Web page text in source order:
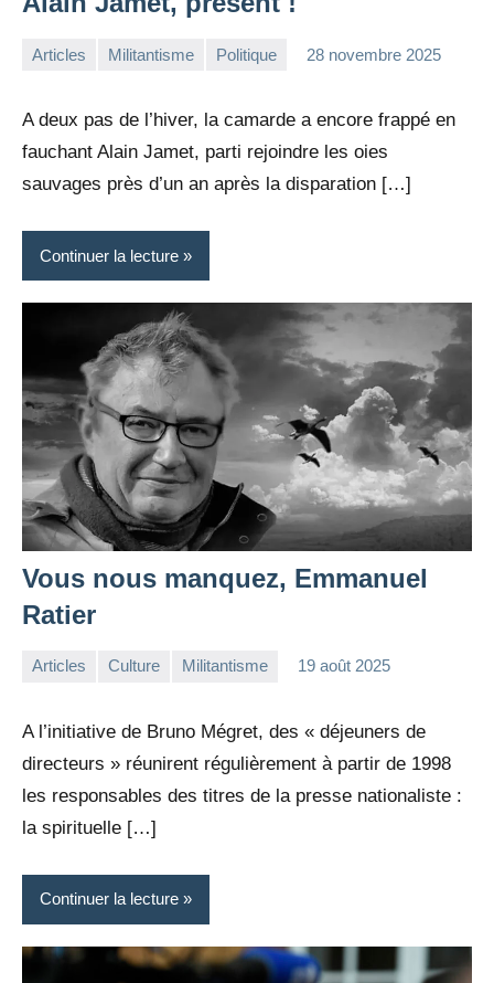
Articles Militantisme Politique 28 novembre 2025
A deux pas de l’hiver, la camarde a encore frappé en
fauchant Alain Jamet, parti rejoindre les oies
sauvages près d’un an après la disparation […]
Continuer la lecture
Vous nous manquez, Emmanuel
Ratier
Articles Culture Militantisme 19 août 2025
A l’initiative de Bruno Mégret, des « déjeuners de
directeurs » réunirent régulièrement à partir de 1998
les responsables des titres de la presse nationaliste :
la spirituelle […]
Continuer la lecture